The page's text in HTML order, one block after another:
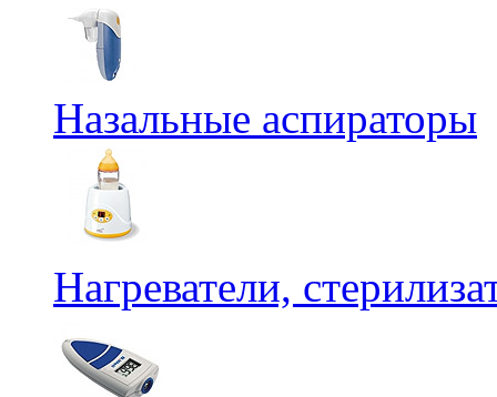
Назальные аспираторы
Нагреватели,